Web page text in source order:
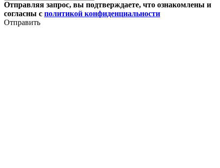
Отправляя запрос, вы подтверждаете, что ознакомлены и
согласны с политикой конфиденциальности
Отправить